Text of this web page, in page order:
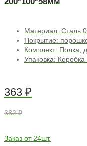
Материал: Сталь
Покрытие:
Комплект: Полка,
Упаковка:
363 ₽
382 ₽
Заказ от 24шт.